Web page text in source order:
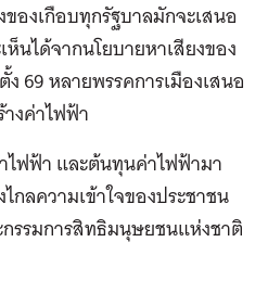
องเกือบทุกรัฐบาลมักจะเสนอ
ห็นได้จากนโยบายหาเสียงของ
ง 69 หลายพรรคการเมืองเสนอ
งค่าไฟฟ้า
ฟฟ้า และต้นทุนค่าไฟฟ้ามา
กลความเข้าใจของประชาชน
รรมการสิทธิมนุษยชนแห่งชาติ